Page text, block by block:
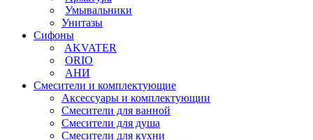
Умывальники
Унитазы
Сифоны
AKVATER
ORIO
АНИ
Смесители и комплектующие
Аксессуары и комплектующии
Смесители для ванной
Смесители для душа
Смесители для кухни